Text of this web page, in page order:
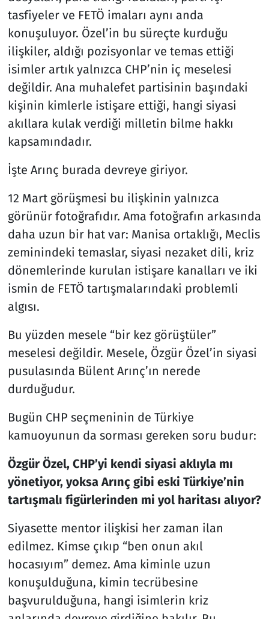
tasfiyeler ve FETÖ imaları aynı anda
konuşuluyor. Özel’in bu süreçte kurduğu
ilişkiler, aldığı pozisyonlar ve temas ettiği
isimler artık yalnızca CHP’nin iç meselesi
değildir. Ana muhalefet partisinin başındaki
kişinin kimlerle istişare ettiği, hangi siyasi
akıllara kulak verdiği milletin bilme hakkı
kapsamındadır.
İşte Arınç burada devreye giriyor.
12 Mart görüşmesi bu ilişkinin yalnızca
görünür fotoğrafıdır. Ama fotoğrafın arkasında
daha uzun bir hat var: Manisa ortaklığı, Meclis
zeminindeki temaslar, siyasi nezaket dili, kriz
dönemlerinde kurulan istişare kanalları ve iki
ismin de FETÖ tartışmalarındaki problemli
algısı.
Bu yüzden mesele “bir kez görüştüler”
meselesi değildir. Mesele, Özgür Özel’in siyasi
pusulasında Bülent Arınç’ın nerede
durduğudur.
Bugün CHP seçmeninin de Türkiye
kamuoyunun da sorması gereken soru budur:
Özgür Özel, CHP’yi kendi siyasi aklıyla mı
yönetiyor, yoksa Arınç gibi eski Türkiye’nin
tartışmalı figürlerinden mi yol haritası alıyor?
Siyasette mentor ilişkisi her zaman ilan
edilmez. Kimse çıkıp “ben onun akıl
hocasıyım” demez. Ama kiminle uzun
konuşulduğuna, kimin tecrübesine
başvurulduğuna, hangi isimlerin kriz